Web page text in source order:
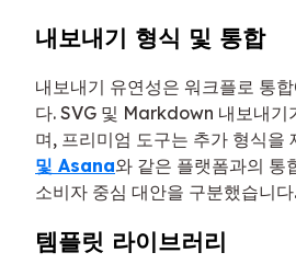
내보내기 형식 및 통합
내보내기 유연성은 워크플로 통
다. SVG 및 Markdown 내보내기
며, 프리미엄 도구는 추가 형식을
및 Asana와 같은 플랫폼과의 통
소비자 중심 대안을 구분했습니다.
템플릿 라이브러리